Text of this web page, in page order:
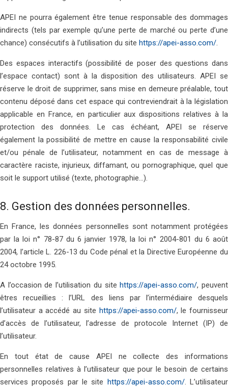
APEI ne pourra également être tenue responsable des dommages
indirects (tels par exemple qu’une perte de marché ou perte d’une
chance) consécutifs à l’utilisation du site https://apei-asso.com/.
Des espaces interactifs (possibilité de poser des questions dans
l’espace contact) sont à la disposition des utilisateurs. APEI se
réserve le droit de supprimer, sans mise en demeure préalable, tout
contenu déposé dans cet espace qui contreviendrait à la législation
applicable en France, en particulier aux dispositions relatives à la
protection des données. Le cas échéant, APEI se réserve
également la possibilité de mettre en cause la responsabilité civile
et/ou pénale de l’utilisateur, notamment en cas de message à
caractère raciste, injurieux, diffamant, ou pornographique, quel que
soit le support utilisé (texte, photographie…).
8. Gestion des données personnelles.
En France, les données personnelles sont notamment protégées
par la loi n° 78-87 du 6 janvier 1978, la loi n° 2004-801 du 6 août
2004, l’article L. 226-13 du Code pénal et la Directive Européenne du
24 octobre 1995.
A l’occasion de l’utilisation du sitehttps://apei-asso.com/, peuvent
êtres recueillies : l’URL des liens par l’intermédiaire desquels
l’utilisateur a accédé au site https://apei-asso.com/, le fournisseur
d’accès de l’utilisateur, l’adresse de protocole Internet (IP) de
l’utilisateur.
En tout état de cause APEI ne collecte des informations
personnelles relatives à l’utilisateur que pour le besoin de certains
services proposés par le site https://apei-asso.com/. L’utilisateur